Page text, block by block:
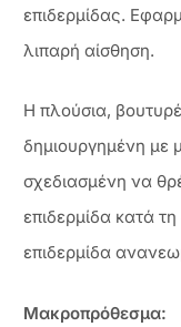
επιδερμίδας.
λιπαρή αίσθηση.
Η πλούσια,
δημιουργημένη με
σχεδιασμένη να
επιδερμίδα κατά
επιδερμίδα
Μακροπρόθεσμα: